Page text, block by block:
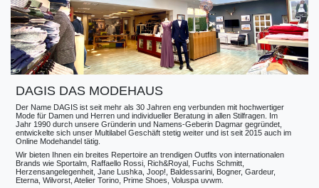
DAGIS DAS MODEHAUS
Der Name DAGIS ist seit mehr als 30 Jahren eng verbunden mit hochwertiger
Mode für Damen und Herren und individueller Beratung in allen Stilfragen. Im
Jahr 1990 durch unsere Gründerin und Namens-Geberin Dagmar gegründet,
entwickelte sich unser Multilabel Geschäft stetig weiter und ist seit 2015 auch im
Online Modehandel tätig.
Wir bieten Ihnen ein breites Repertoire an trendigen Outfits von internationalen
Brands wie Sportalm, Raffaello Rossi, Rich&Royal, Fuchs Schmitt,
Herzensangelegenheit, Jane Lushka, Joop!, Baldessarini, Bogner, Gardeur,
Eterna, Wilvorst, Atelier Torino, Prime Shoes, Voluspa uvwm.